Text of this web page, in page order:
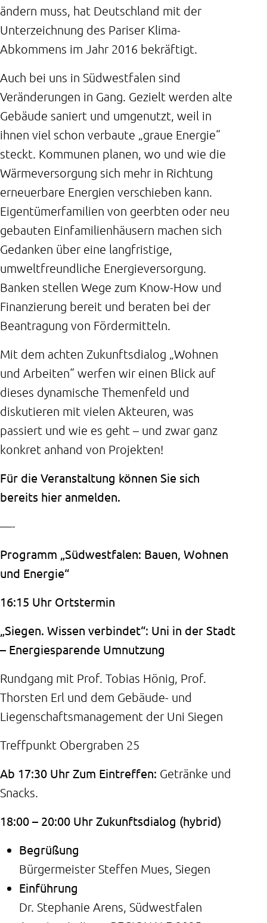
ändern muss, hat Deutschland mit der
Unterzeichnung des Pariser Klima-
Abkommens im Jahr 2016 bekräftigt.
Auch bei uns in Südwestfalen sind
Veränderungen in Gang. Gezielt werden alte
Gebäude saniert und umgenutzt, weil in
ihnen viel schon verbaute „graue Energie“
steckt. Kommunen planen, wo und wie die
Wärmeversorgung sich mehr in Richtung
erneuerbare Energien verschieben kann.
Eigentümerfamilien von geerbten oder neu
gebauten Einfamilienhäusern machen sich
Gedanken über eine langfristige,
umweltfreundliche Energieversorgung.
Banken stellen Wege zum Know-How und
Finanzierung bereit und beraten bei der
Beantragung von Fördermitteln.
Mit dem achten Zukunftsdialog „Wohnen
und Arbeiten“ werfen wir einen Blick auf
dieses dynamische Themenfeld und
diskutieren mit vielen Akteuren, was
passiert und wie es geht – und zwar ganz
konkret anhand von Projekten!
Für die Veranstaltung können Sie sich
bereits hier anmelden.
—-
Programm „Südwestfalen: Bauen, Wohnen
und Energie“
16:15 Uhr Ortstermin
„Siegen. Wissen verbindet“: Uni in der Stadt
– Energiesparende Umnutzung
Rundgang mit Prof. Tobias Hönig, Prof.
Thorsten Erl und dem Gebäude- und
Liegenschaftsmanagement der Uni Siegen
Treffpunkt Obergraben 25
Ab 17:30 Uhr Zum Eintreffen: Getränke und
Snacks.
18:00 – 20:00 Uhr Zukunftsdialog (hybrid)
Begrüßung
Bürgermeister Steffen Mues, Siegen
Einführung
Dr. Stephanie Arens, Südwestfalen